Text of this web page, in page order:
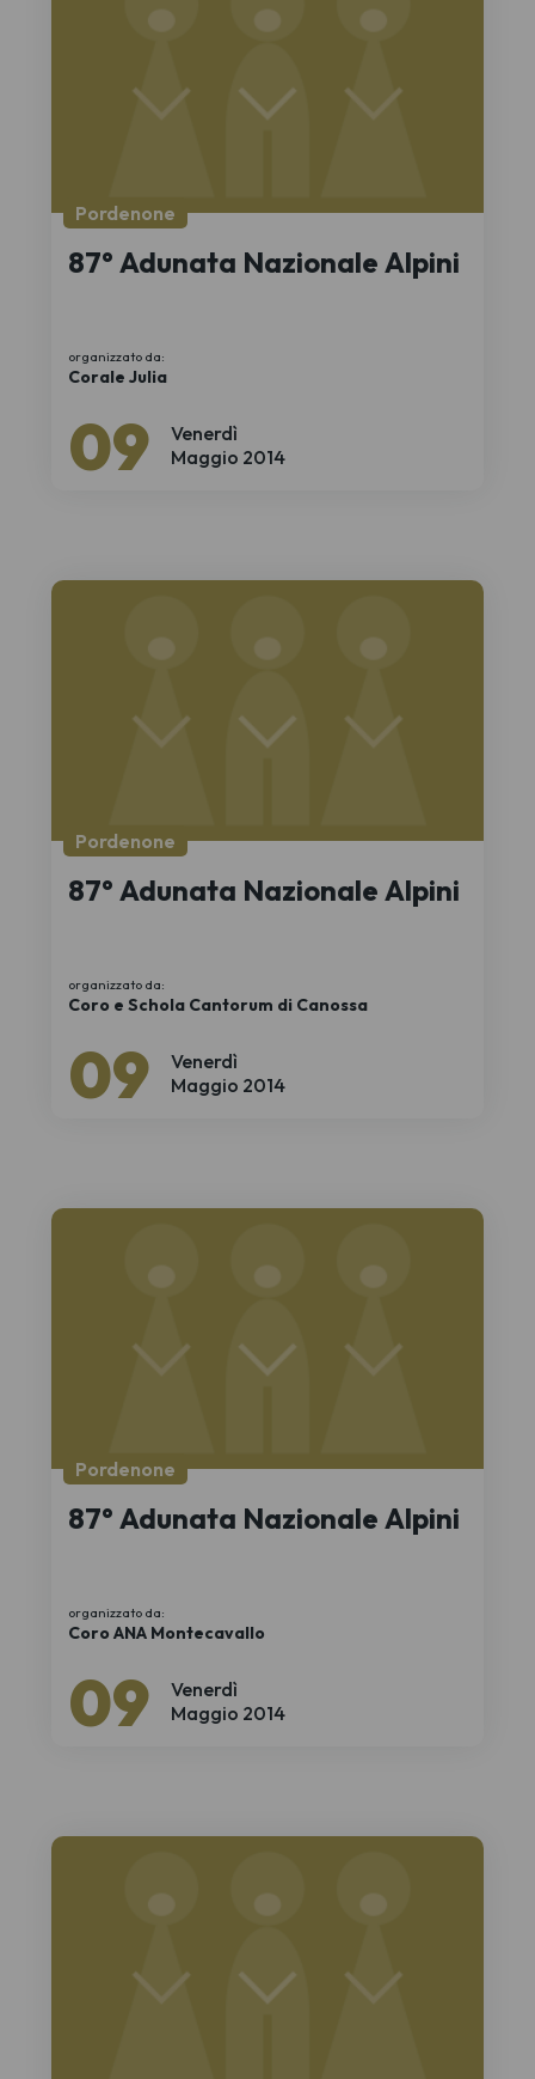
Venerdì
09 Maggio 2014
Pordenone
87° Adunata Nazionale Alpini
organizzato da:
Corale Julia
Venerdì
09 Maggio 2014
Pordenone
87° Adunata Nazionale Alpini
organizzato da:
Coro e Schola Cantorum di Canossa
Venerdì
09 Maggio 2014
Pordenone
87° Adunata Nazionale Alpini
organizzato da:
Coro ANA Montecavallo